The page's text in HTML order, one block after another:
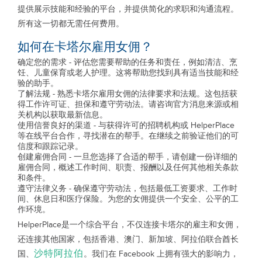
提供展示技能和经验的平台，并提供简化的求职和沟通流程。
所有这一切都无需任何费用。
如何在卡塔尔雇用女佣？
确定您的需求 - 评估您需要帮助的任务和责任，例如清洁、烹
饪、儿童保育或老人护理。这将帮助您找到具有适当技能和经
验的助手。
了解法规 - 熟悉卡塔尔雇用女佣的法律要求和法规。这包括获
得工作许可证、担保和遵守劳动法。请咨询官方消息来源或相
关机构以获取最新信息。
使用信誉良好的渠道 - 与获得许可的招聘机构或 HelperPlace
等在线平台合作，寻找潜在的帮手。在继续之前验证他们的可
信度和跟踪记录。
创建雇佣合同 - 一旦您选择了合适的帮手，请创建一份详细的
雇佣合同，概述工作时间、职责、报酬以及任何其他相关条款
和条件。
遵守法律义务 - 确保遵守劳动法，包括最低工资要求、工作时
间、休息日和医疗保险。为您的女佣提供一个安全、公平的工
作环境。
HelperPlace是一个综合平台，不仅连接卡塔尔的雇主和女佣，
还连接其他国家，包括香港、澳门、新加坡、阿拉伯联合酋长
国、 沙特阿拉伯。我们在 Facebook 上拥有强大的影响力，